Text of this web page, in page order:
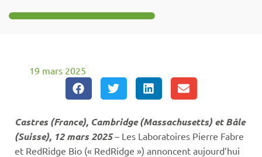
19 mars 2025
Castres (France), Cambridge (Massachusetts) et Bâle
(Suisse), 12 mars 2025– Les Laboratoires Pierre Fabre
et RedRidge Bio (« RedRidge ») annoncent aujourd’hui